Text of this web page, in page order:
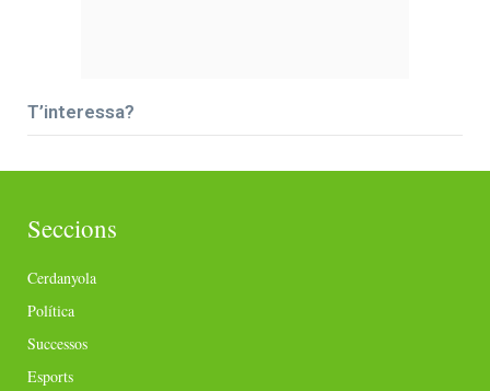
T’interessa?
Seccions
Cerdanyola
Política
Successos
Esports